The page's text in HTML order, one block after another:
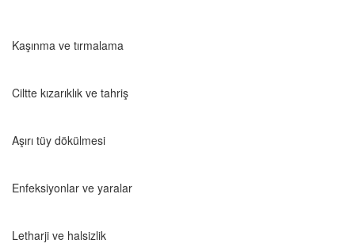
Kaşınma ve tırmalama
Ciltte kızarıklık ve tahriş
Aşırı tüy dökülmesi
Enfeksiyonlar ve yaralar
Letharji ve halsizlik